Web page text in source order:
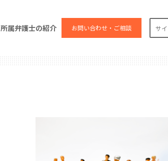
所属弁護士の紹介 お問い合わせ・ご相談